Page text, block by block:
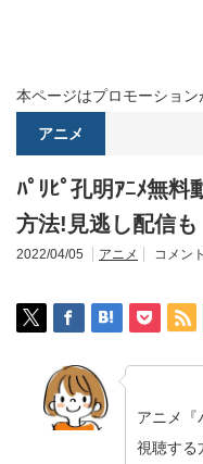
本ページはプロモーショ
アニメ
ﾊﾟﾘﾋﾟ孔明ｱﾆﾒ無
方法!見逃し配信も
2022/04/05 アニメ コメン
アニメ『
視聴する